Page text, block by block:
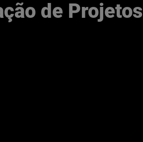
de Projetos
estrelas.